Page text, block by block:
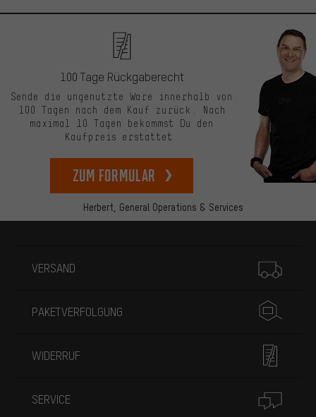
Herbert, General Operations & Services
100 Tage Rückgaberecht
Sende die ungenutzte Ware innerhalb von
100 Tagen nach dem Kauf zurück. Nach
maximal 10 Tagen bekommst Du den
Kaufpreis erstattet.
zum Formular
VERSAND
PAKETVERFOLGUNG
WIDERRUF
SERVICE